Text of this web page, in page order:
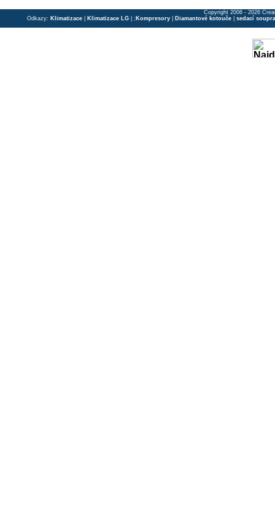
Copyright 2006 - 2026
Odkazy: Klimatizace Klimatizace LG | ; Kompresory Diamantové kotouče sedací